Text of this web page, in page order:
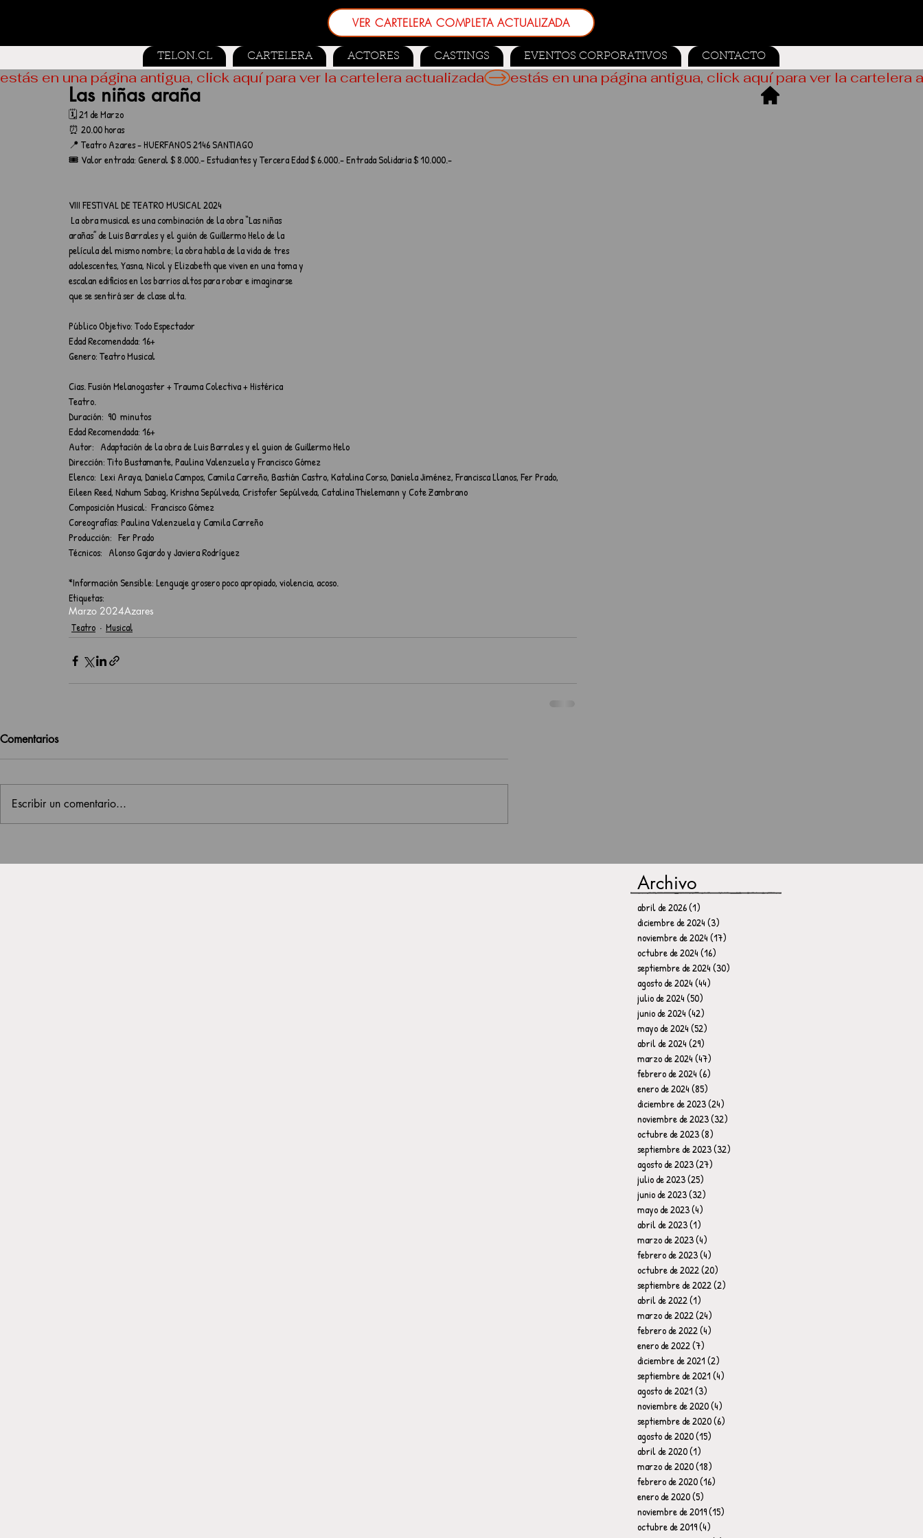
VER CARTELERA COMPLETA ACTUALIZADA
TELON.CL CARTELERA ACTORES CASTINGS EVENTOS CORPORATIVOS CONTACTO
Las niñas araña
🗓️ 21 de Marzo
⏰ 20.00 horas
📍 Teatro Azares - HUERFANOS 2146 SANTIAGO
🎟️ Valor entrada: General $ 8.000.- Estudiantes y Tercera Edad $ 6.000.- Entrada Solidaria $ 10.000.-
VIII FESTIVAL DE TEATRO MUSICAL 2024
arañas” de Luis Barrales y el guión de Guillermo Helo de la
película del mismo nombre; la obra habla de la vida de tres
adolescentes, Yasna, Nicol y Elizabeth que viven en una toma y
escalan edificios en los barrios altos para robar e imaginarse
que se sentirá ser de clase alta.
Público Objetivo: Todo Espectador
Edad Recomendada: 16+
Genero: Teatro Musical
Cias. Fusión Melanogaster + Trauma Colectiva + Histérica
Teatro.
Duración:  90  minutos
Edad Recomendada: 16+
Autor:   Adaptación de la obra de Luis Barrales y el guion de Guillermo Helo
Dirección: Tito Bustamante, Paulina Valenzuela y Francisco Gómez
Elenco:  Lexi Araya, Daniela Campos, Camila Carreño, Bastián Castro, Katalina Corso, Daniela Jiménez, Francisca Llanos, Fer Prado,
Eileen Reed, Nahum Sabag, Krishna Sepúlveda, Cristofer Sepúlveda, Catalina Thielemann y Cote Zambrano
Composición Musical:  Francisco Gómez
Coreografías: Paulina Valenzuela y Camila Carreño
Producción:   Fer Prado
Técnicos:   Alonso Gajardo y Javiera Rodríguez
*Información Sensible: Lenguaje grosero poco apropiado, violencia, acoso.
Etiquetas:
Marzo 2024Azares
Teatro
Musical
Comentarios
Escribir un comentario...
estás en una página antigua, click aquí para ver la cartelera actualizada
Archivo
abril de 2026(1)
diciembre de 2024(3)
noviembre de 2024(17)
octubre de 2024(16)
septiembre de 2024(30)
agosto de 2024(44)
julio de 2024(50)
junio de 2024(42)
mayo de 2024(52)
abril de 2024(29)
marzo de 2024(47)
febrero de 2024(6)
enero de 2024(85)
diciembre de 2023(24)
noviembre de 2023(32)
octubre de 2023(8)
septiembre de 2023(32)
agosto de 2023(27)
julio de 2023(25)
junio de 2023(32)
mayo de 2023(4)
abril de 2023(1)
marzo de 2023(4)
febrero de 2023(4)
octubre de 2022(20)
septiembre de 2022(2)
abril de 2022(1)
marzo de 2022(24)
febrero de 2022(4)
enero de 2022(7)
diciembre de 2021(2)
septiembre de 2021(4)
agosto de 2021(3)
noviembre de 2020(4)
septiembre de 2020(6)
agosto de 2020(15)
abril de 2020(1)
marzo de 2020(18)
febrero de 2020(16)
enero de 2020(5)
noviembre de 2019(15)
octubre de 2019(4)